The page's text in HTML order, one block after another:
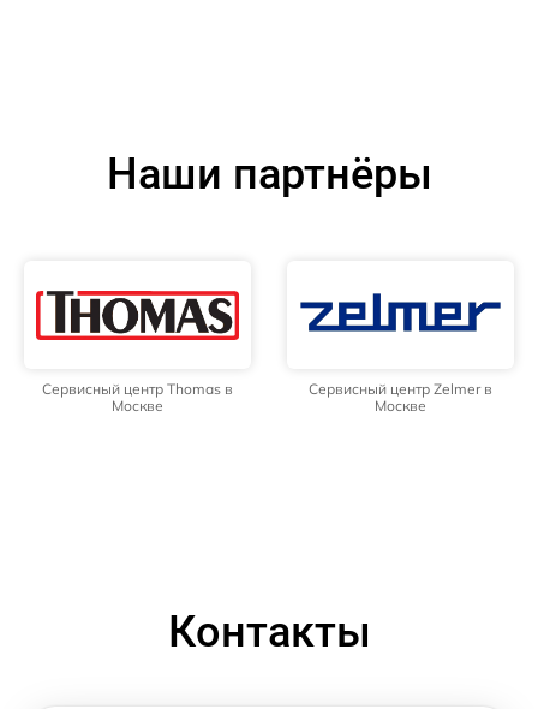
Наши партнёры
Сервисный центр Thomas в
Москве
Сервисный центр Zelmer в
Москве
Контакты